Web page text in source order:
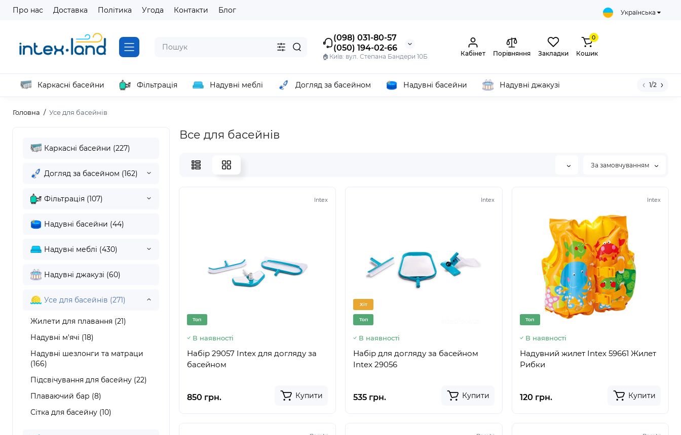
Про нас Доставка Політика Угода Контакти Блог Українська
(098) 031-80-57
(050) 194-02-66
🏠Київ: вул. Степана Бандери 10Б Кабінет Порівняння Закладки
0
Кошик
Каркасні басейни Фільтрація Надувні меблі Догляд за басейном Надувні басейни Надувні джакузі 1/2
Головна Усе для басейнів
Каркасні басейни (227)
Догляд за басейном (162)
Фільтрація (107)
Надувні басейни (44)
Надувні меблі (430)
Надувні джакузі (60)
Усе для басейнів (271)
Жилети для плавання (21)
Надувні м'ячі (18)
Надувні шезлонги та матраци
(166)
Підсвічування для басейну (22)
Плаваючий бар (8)
Сітка для басейну (10)
Все для басейнів
За замовчуванням
Intex
Топ
В наявності
Набір 29057 Intex для догляду за
басейном
850 грн. Купити
Intex
Хіт
Топ
В наявності
Набір для догляду за басейном
Intex 29056
535 грн. Купити
Intex
Топ
В наявності
Надувний жилет Intex 59661 Жилет
Рибки
120 грн. Купити